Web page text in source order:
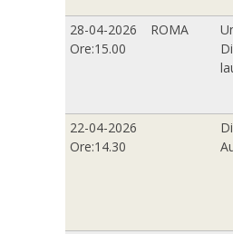
28-04-2026
Ore:15.00
ROMA
22-04-2026
Ore:14.30